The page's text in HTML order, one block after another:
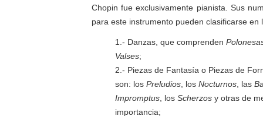
Chopin fue exclusivamente pianista. Sus
para este instrumento pueden clasificarse en
1.- Danzas, que comprenden
Valses;
2.- Piezas de Fantasía o Piezas de
son: los Preludios , los Nocturnos , las
Impromptus , los Scherzos y otras de
importancia;